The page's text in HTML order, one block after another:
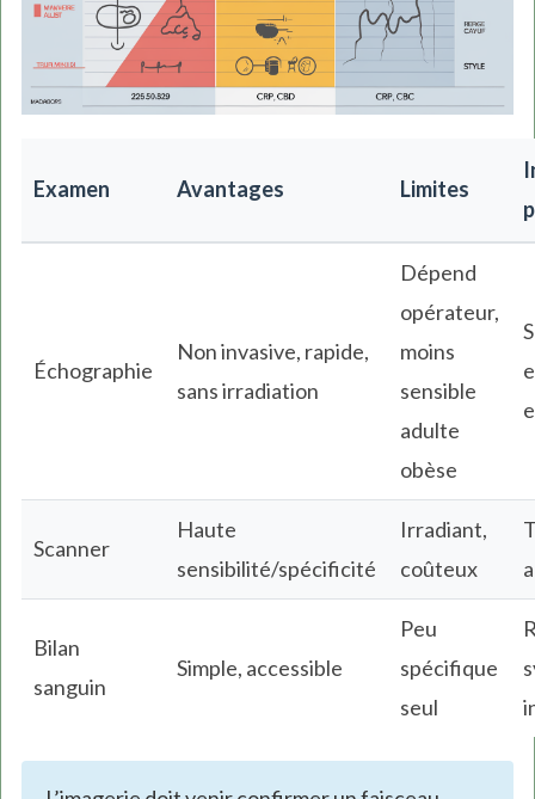
Examen Avantages Limites
Échographie
Non invasive, rapide,
sans irradiation
Dépend
opérateur,
moins
sensible
adulte
obèse
Scanner
Haute
sensibilité/spécificité
Irradiant,
coûteux
Bilan
sanguin
Simple, accessible
Peu
spécifique
seul